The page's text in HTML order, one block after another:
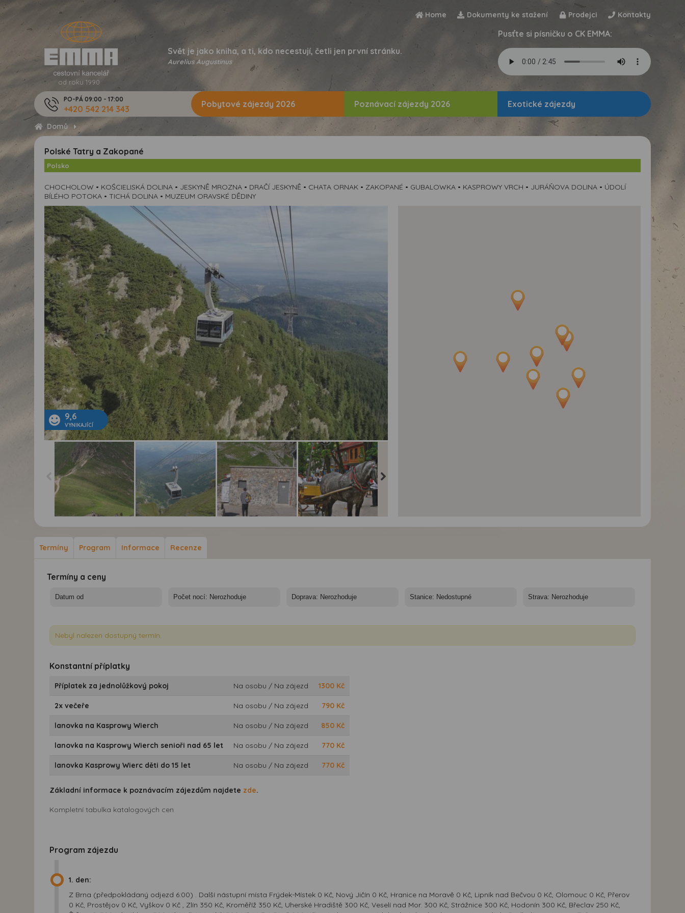
Home Dokumenty ke stažení Prodejci Kontakty
od roku 1990
Svět je jako kniha, a ti, kdo necestují, četli jen první stránku.
Aurelius Augustinus
Pusťte si písničku o CK EMMA:
PO-PÁ 09:00 - 17:00
+420 542 214 343
Domů
Pobytové zájezdy 2026 Poznávací zájezdy 2026 Exotické zájezdy
Polské Tatry a Zakopané
Polsko
CHOCHOLOW • KOŚCIELISKÁ DOLINA • JESKYNĚ MROZNA • DRAČÍ JESKYNĚ • CHATA ORNAK • ZAKOPANÉ • GUBALOWKA • KASPROWY VRCH • JURÁŇOVA DOLINA • ÚDOLÍ
BÍLÉHO POTOKA • TICHÁ DOLINA • MUZEUM ORAVSKÉ DĚDINY
9,6
VYNIKAJÍCÍ
Polských Tatrách
Polských Tatrách
Termíny Program Informace Recenze
Termíny a ceny
Nebyl nalezen dostupný termín.
Konstantní příplatky
Příplatek za jednolůžkový pokoj Na osobu / Na zájezd 1300 Kč
2x večeře Na osobu / Na zájezd 790 Kč
lanovka na Kasprowy Wierch Na osobu / Na zájezd 850 Kč
lanovka na Kasprowy Wierch senioři nad 65 let Na osobu / Na zájezd 770 Kč
lanovka Kasprowy Wierc děti do 15 let Na osobu / Na zájezd 770 Kč
Základní informace k poznávacím zájezdům najdete zde.
Kompletní tabulka katalogových cen
Program zájezdu
1. den:
Z Brna (předpokládaný odjezd 6:00) . Další nástupní místa Frýdek-Místek 0 Kč, Nový Jičín 0 Kč, Hranice na Moravě 0 Kč, Lipník nad Bečvou 0 Kč, Olomouc 0 Kč, Přerov
0 Kč, Prostějov 0 Kč, Vyškov 0 Kč , Zlín 350 Kč, Kroměříž 350 Kč, Uherské Hradiště 300 Kč, Veselí nad Mor. 300 Kč, Strážnice 300 Kč, Hodonín 300 Kč, Břeclav 250 Kč,